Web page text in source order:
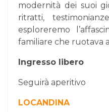
modernità dei suoi
ritratti,
esploreremo
familiare che ruotava
Ingresso libero
Seguirà aperitivo
LOCANDINA